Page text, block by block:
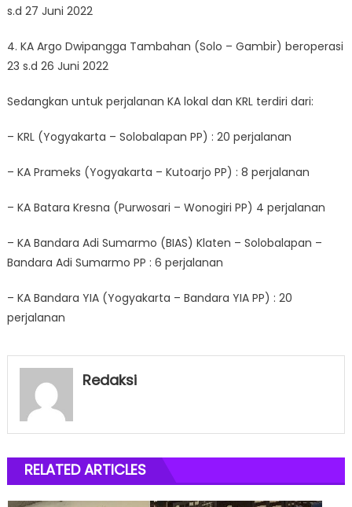
s.d 27 Juni 2022
4. KA Argo Dwipangga Tambahan (Solo – Gambir) beroperasi
23 s.d 26 Juni 2022
Sedangkan untuk perjalanan KA lokal dan KRL terdiri dari:
– KRL (Yogyakarta – Solobalapan PP) : 20 perjalanan
– KA Prameks (Yogyakarta – Kutoarjo PP) : 8 perjalanan
– KA Batara Kresna (Purwosari – Wonogiri PP) 4 perjalanan
– KA Bandara Adi Sumarmo (BIAS) Klaten – Solobalapan –
Bandara Adi Sumarmo PP : 6 perjalanan
– KA Bandara YIA (Yogyakarta – Bandara YIA PP) : 20
perjalanan
Redaksi
RELATED ARTICLES